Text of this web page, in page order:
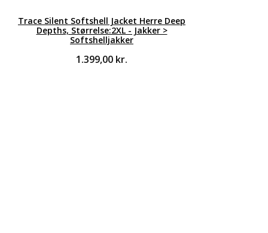
Trace Silent Softshell Jacket Herre Deep
Depths, Størrelse:2XL - Jakker >
Softshelljakker
1.399,00 kr.